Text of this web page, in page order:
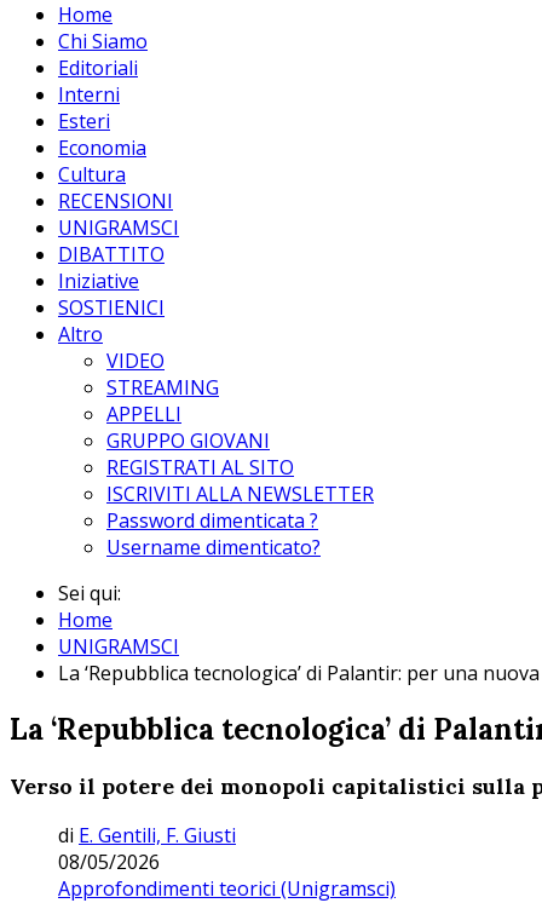
Home
Chi Siamo
Editoriali
Interni
Esteri
Economia
Cultura
RECENSIONI
UNIGRAMSCI
DIBATTITO
Iniziative
SOSTIENICI
Altro
VIDEO
STREAMING
APPELLI
GRUPPO GIOVANI
REGISTRATI AL SITO
ISCRIVITI ALLA NEWSLETTER
Password dimenticata ?
Username dimenticato?
Sei qui:
Home
UNIGRAMSCI
La ‘Repubblica tecnologica’ di Palantir: per una
La ‘Repubblica tecnologica’ di
Verso il potere dei monopoli capitalistici sulla
di E. Gentili, F. Giusti
08/05/2026
Approfondimenti teorici (Unigramsci)